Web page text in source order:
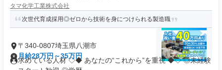
タマ化学工業株式会社
次世代育成採用◎ゼロから技術を身につけられる製造職
〒340-0807埼玉県八潮市
月給28万円～35万円
求めている人材 ◇◆ あなたの“これから”を重視 ◆◇ ◎未経験